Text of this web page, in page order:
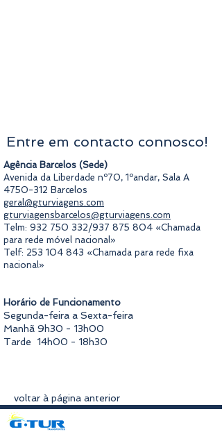
Entre em contacto connosco!
Agência Barcelos (Sede)
Avenida da Liberdade nº70, 1ºandar, Sala A
4750-312 Barcelos
geral@gturviagens.com
gturviagensbarcelos@gturviagens.com
Telm: 932 750 332/937 875 804 «Chamada
para rede móvel nacional»
Telf: 253 104 843 «Chamada para rede fixa
nacional»
Horário de Funcionamento
Segunda-feira a Sexta-feira
Manhã 9h30 - 13h00
Tarde 14h00 - 18h30
voltar à página anterior